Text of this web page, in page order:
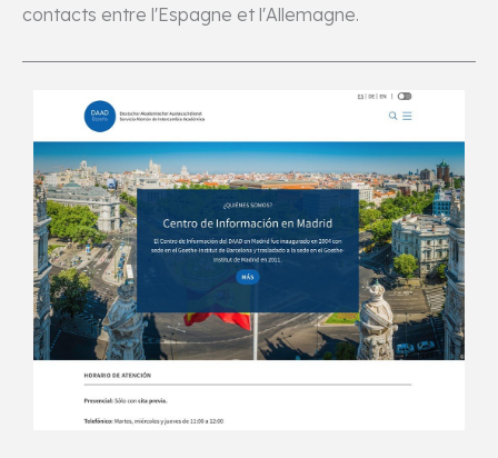
contacts entre l'Espagne et l'Allemagne.